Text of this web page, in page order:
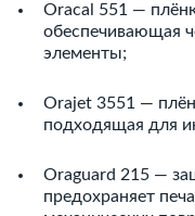
Oracal 551 —
обеспечивающая
элементы;
Orajet 3551 —
подходящая для
Oraguard 215 —
предохраняет